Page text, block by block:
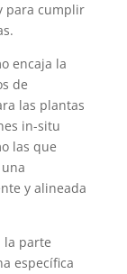
para cumplir
encaja la
de
las plantas
in-situ
las que
y alineada
la parte
específica